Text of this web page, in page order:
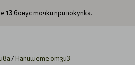
13 бонус точки при покупка.
/Напишете отзив